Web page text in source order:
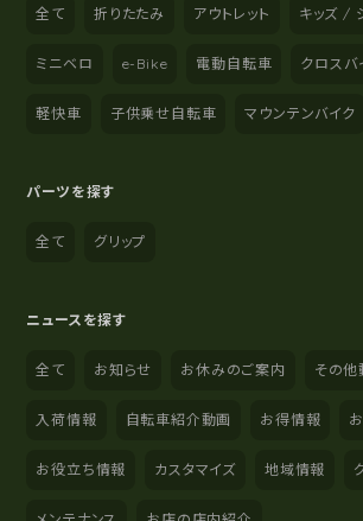
全て 折りたたみ アウトレット キッズ /
ミニベロ e-Bike 電動自転車 クロスバ
軽快車 子供乗せ自転車 マウンテンバイク
パーツを探す
全て グリップ
ニュースを探す
全て お知らせ お休みのご案内 その他
入荷情報 自転車紹介動画 お得情報
お役立ち情報 カスタマイズ 地域情報